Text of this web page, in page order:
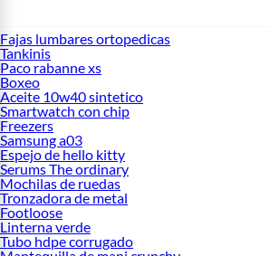
Fajas lumbares ortopedicas
Tankinis
Paco rabanne xs
Boxeo
Aceite 10w40 sintetico
Smartwatch con chip
Freezers
Samsung a03
Espejo de hello kitty
Serums The ordinary
Mochilas de ruedas
Tronzadora de metal
Footloose
Linterna verde
Tubo hdpe corrugado